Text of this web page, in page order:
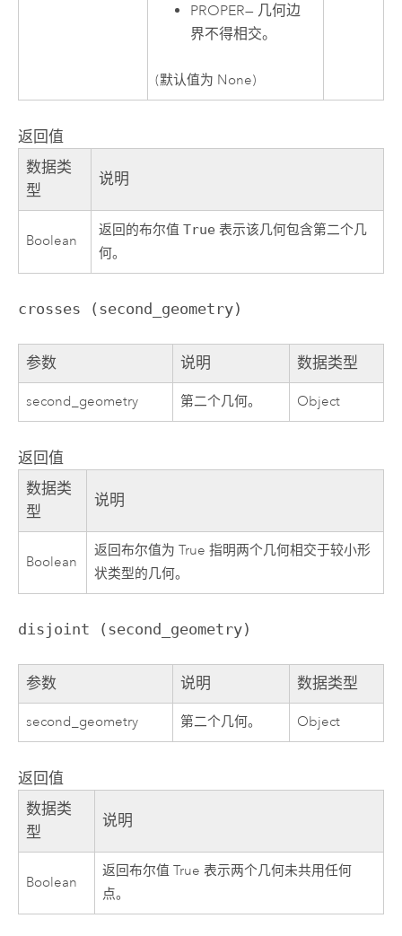
PROPER— 几何边
界不得相交。
(默认值为 None)
返回值
数据类
型
说明
Boolean
返回的布尔值True 表示该几何包含第二个几
何。
crosses (second_geometry)
参数 说明 数据类型
second_geometry 第二个几何。 Object
返回值
数据类
型
说明
Boolean
返回布尔值为 True 指明两个几何相交于较小形
状类型的几何。
disjoint (second_geometry)
参数 说明 数据类型
second_geometry 第二个几何。 Object
返回值
数据类
型
说明
Boolean
返回布尔值 True 表示两个几何未共用任何
点。